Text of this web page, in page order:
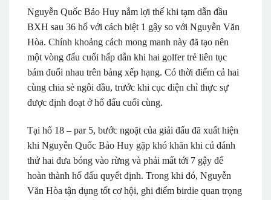
Nguyễn Quốc Bảo Huy nắm lợi thế khi tạm dẫn đầu
BXH sau 36 hố với cách biệt 1 gậy so với Nguyễn Văn
Hòa. Chính khoảng cách mong manh này đã tạo nên
một vòng đấu cuối hấp dẫn khi hai golfer trẻ liên tục
bám đuổi nhau trên bảng xếp hạng. Có thời điểm cả hai
cùng chia sẻ ngôi đầu, trước khi cục diện chỉ thực sự
được định đoạt ở hố đấu cuối cùng.
Tại hố 18 – par 5, bước ngoặt của giải đấu đã xuất hiện
khi Nguyễn Quốc Bảo Huy gặp khó khăn khi cú đánh
thứ hai đưa bóng vào rừng và phải mất tới 7 gậy để
hoàn thành hố đấu quyết định. Trong khi đó, Nguyễn
Văn Hòa tận dụng tốt cơ hội, ghi điểm birdie quan trọng